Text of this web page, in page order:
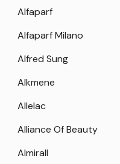
Alfaparf
Alfaparf Milano
Alfred Sung
Alkmene
Allelac
Alliance Of Beauty
Almirall